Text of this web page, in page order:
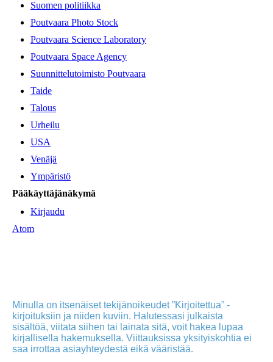
Suomen politiikka
Poutvaara Photo Stock
Poutvaara Science Laboratory
Poutvaara Space Agency
Suunnittelutoimisto Poutvaara
Taide
Talous
Urheilu
USA
Venäjä
Ympäristö
Pääkäyttäjänäkymä
Kirjaudu
Atom
Minulla on itsenäiset tekijänoikeudet ”Kirjoitettua” -
kirjoituksiin ja niiden kuviin. Halutessasi julkaista
sisältöä, viitata siihen tai lainata sitä, voit hakea lupaa
kirjallisella hakemuksella. Viittauksissa yksityiskohtia ei
saa irrottaa asiayhteydestä eikä vääristää.